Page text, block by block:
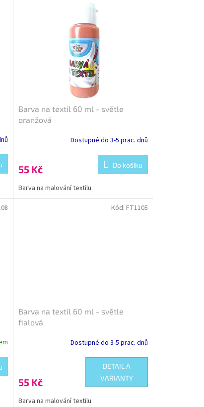
Barva na textil 60 ml - světle
oranžová
Dostupné do 3-5 prac. dnů
55 Kč Do košíku
Barva na malování textilu
Barva na textil 60 ml - světle
fialová
Dostupné do 3-5 prac. dnů
55 Kč
DETAIL A
VARIANTY
Barva na malování textilu
Kód: FT1105